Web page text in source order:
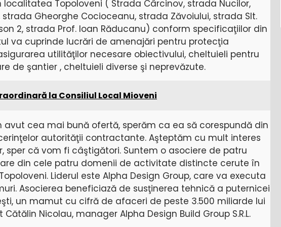
Topoloveni ( Strada Cârcinov, strada Nucilor,
Gheorghe Cocioceanu, strada Zăvoiului, strada Slt.
2, strada Prof. Ioan Răducanu) conform specificaţiilor din
va cuprinde lucrări de amenajări pentru protecţia
utilităţilor necesare obiectivului, cheltuieli pentru
de şantier , cheltuieli diverse şi neprevăzute.
la Consiliul Local Mioveni
cea mai bună ofertă, sperăm ca ea să corespundă din
autorităţii contractante. Aşteptăm cu mult interes
sper că vom fi câştigători. Suntem o asociere de patru
din cele patru domenii de activitate distincte cerute în
Liderul este Alpha Design Group, care va executa
Asocierea beneficiază de susţinerea tehnică a puternicei
un mamut cu cifră de afaceri de peste 3.500 miliarde lui
Nicolau, manager Alpha Design Build Group S.R.L.